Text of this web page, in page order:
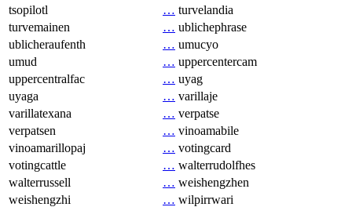
tsopilotl
… turvelandia
turvemainen
… ublichephrase
ublicheraufenth
… umucyo
umud
… uppercentercam
uppercentralfac
… uyag
uyaga
… varillaje
varillatexana
… verpatse
verpatsen
… vinoamabile
vinoamarillopaj
… votingcard
votingcattle
… walterrudolfhes
walterrussell
… weishengzhen
weishengzhi
… wilpirrwari